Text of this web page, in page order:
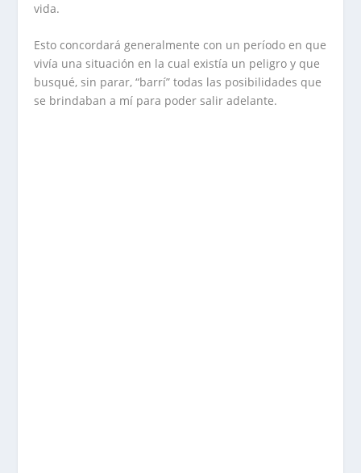
vida.
Esto concordará generalmente con un período en que
vivía una situación en la cual existía un peligro y que
busqué, sin parar, “barrí” todas las posibilidades que
se brindaban a mí para poder salir adelante.